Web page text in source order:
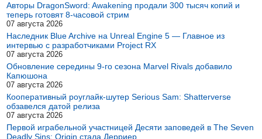
Авторы DragonSword: Awakening продали 300 тысяч копий и
теперь готовят 8-часовой стрим
07 августа 2026
Наследник Blue Archive на Unreal Engine 5 — Главное из
интервью с разработчиками Project RX
07 августа 2026
Обновление середины 9-го сезона Marvel Rivals добавило
Капюшона
07 августа 2026
Кооперативный роуглайк-шутер Serious Sam: Shatterverse
обзавелся датой релиза
07 августа 2026
Первой играбельной участницей Десяти заповедей в The Seven
Deadly Sins: Origin стала Дерриер